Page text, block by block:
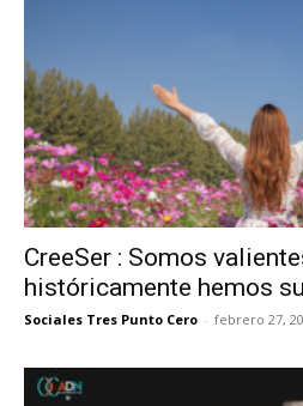
CreeSer : Somos
históricamente hemos
Sociales Tres Punto Cero - febrero 27,